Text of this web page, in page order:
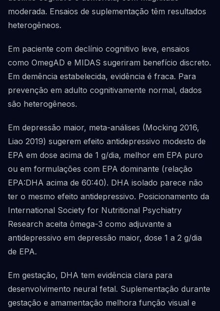
moderada. Ensaios de suplementação têm resultados
heterogêneos.
Em paciente com declínio cognitivo leve, ensaios
como OmegAD e MIDAS sugeriram benefício discreto.
Em demência estabelecida, evidência é fraca. Para
prevenção em adulto cognitivamente normal, dados
são heterogêneos.
Em depressão maior, meta-análises (Mocking 2016,
Liao 2019) sugerem efeito antidepressivo modesto de
EPA em dose acima de 1 g/dia, melhor em EPA puro
ou em formulações com EPA dominante (relação
EPA:DHA acima de 60:40). DHA isolado parece não
ter o mesmo efeito antidepressivo. Posicionamento da
International Society for Nutritional Psychiatry
Research aceita ômega-3 como adjuvante a
antidepressivo em depressão maior, dose 1 a 2 g/dia
de EPA.
Em gestação, DHA tem evidência clara para
desenvolvimento neural fetal. Suplementação durante
gestação e amamentação melhora função visual e